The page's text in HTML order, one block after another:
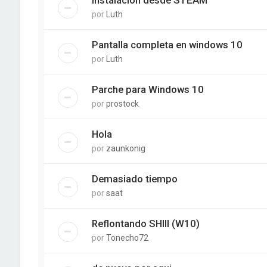
porLuth
Pantalla completa en windows 10
porLuth
Parche para Windows 10
porprostock
Hola
por zaunkonig
Demasiado tiempo
porsaat
Reflontando SHIII (W10)
porTonecho72